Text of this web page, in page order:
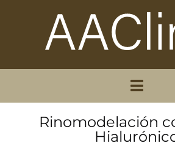
Rinomodelación